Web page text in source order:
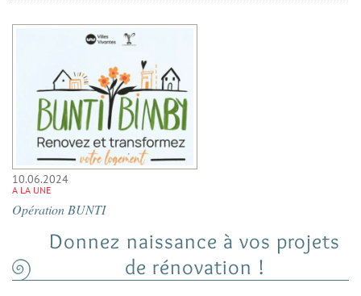
10.06.2024
A LA UNE
Opération BUNTI
Donnez naissance à vos projets
de rénovation !